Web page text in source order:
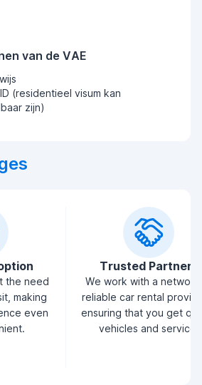
van de VAE
(residentieel visum kan
zijn)
the need
making
even
Trusted Partners
We work with a
reliable car rental
ensuring that you get
vehicles and service.